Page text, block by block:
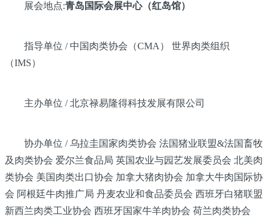
展会地点:青岛国际会展中心（红岛馆）
指导单位 / 中国肉类协会（CMA） 世界肉类组织
（IMS）
主办单位 / 北京禄易隆得科技发展有限公司
协办单位 / 乌拉圭国家肉类协会 法国猪业联盟&法国畜牧
及肉类协会 爱尔兰食品局 英国农业与园艺发展委员会 北美肉
类协会 美国肉类出口协会 加拿大猪肉协会 加拿大牛肉国际协
会 阿根廷牛肉推广局 丹麦农业和食品委员会 西班牙白猪联盟
新西兰肉类工业协会 西班牙国家牛羊肉协会 荷兰肉类协会